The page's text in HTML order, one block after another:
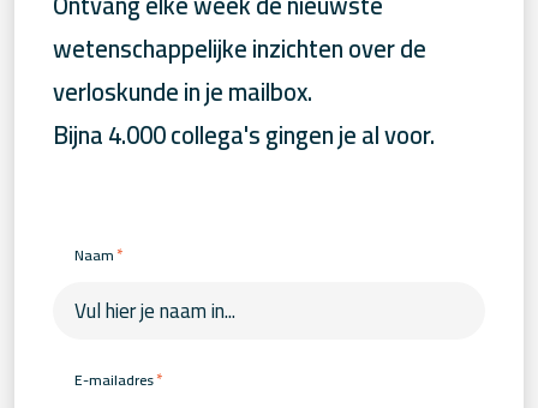
wetenschappelijke inzichten over de
verloskunde in je mailbox.
Bijna 4.000 collega's gingen je al voor.
Naam*
E-mailadres*